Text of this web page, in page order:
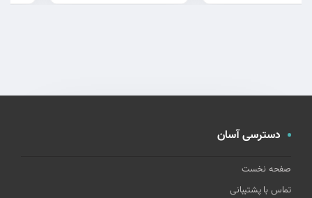
دسترسی آسان
صفحه نخست
تماس با پشتیبانی